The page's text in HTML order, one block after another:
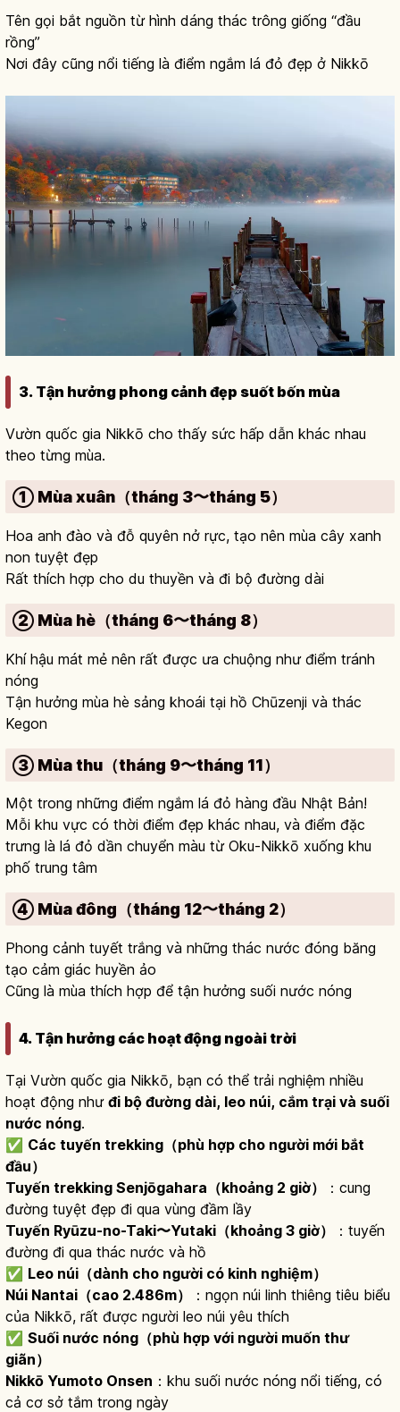
Tên gọi bắt nguồn từ hình dáng thác trông giống “đầu
rồng”
Nơi đây cũng nổi tiếng là điểm ngắm lá đỏ đẹp ở Nikkō
3. Tận hưởng phong cảnh đẹp suốt bốn mùa
Vườn quốc gia Nikkō cho thấy sức hấp dẫn khác nhau
theo từng mùa.
① Mùa xuân（tháng 3〜tháng 5）
Hoa anh đào và đỗ quyên nở rực, tạo nên mùa cây xanh
non tuyệt đẹp
Rất thích hợp cho du thuyền và đi bộ đường dài
② Mùa hè（tháng 6〜tháng 8）
Khí hậu mát mẻ nên rất được ưa chuộng như điểm tránh
nóng
Tận hưởng mùa hè sảng khoái tại hồ Chūzenji và thác
Kegon
③ Mùa thu（tháng 9〜tháng 11）
Một trong những điểm ngắm lá đỏ hàng đầu Nhật Bản!
Mỗi khu vực có thời điểm đẹp khác nhau, và điểm đặc
trưng là lá đỏ dần chuyển màu từ Oku-Nikkō xuống khu
phố trung tâm
④ Mùa đông（tháng 12〜tháng 2）
Phong cảnh tuyết trắng và những thác nước đóng băng
tạo cảm giác huyền ảo
Cũng là mùa thích hợp để tận hưởng suối nước nóng
4. Tận hưởng các hoạt động ngoài trời
Tại Vườn quốc gia Nikkō, bạn có thể trải nghiệm nhiều
hoạt động như đi bộ đường dài, leo núi, cắm trại và suối
nước nóng.
✅ Các tuyến trekking（phù hợp cho người mới bắt
đầu）
Tuyến trekking Senjōgahara（khoảng 2 giờ）
：cung
đường tuyệt đẹp đi qua vùng đầm lầy
Tuyến Ryūzu-no-Taki〜Yutaki（khoảng 3 giờ）
：tuyến
đường đi qua thác nước và hồ
✅ Leo núi（dành cho người có kinh nghiệm）
Núi Nantai（cao 2.486m）
：ngọn núi linh thiêng tiêu biểu
của Nikkō, rất được người leo núi yêu thích
✅ Suối nước nóng（phù hợp với người muốn thư
giãn）
Nikkō Yumoto Onsen ：khu suối nước nóng nổi tiếng, có
cả cơ sở tắm trong ngày